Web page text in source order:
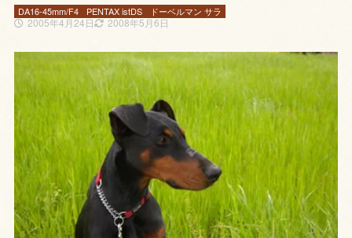
2005年4月24日 2008年5月6日
DA16-45mm/F4 PENTAX istDS ドーベルマン サラ